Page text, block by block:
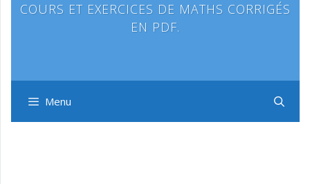
COURS ET EXERCICES DE MATHS CORRIGÉS
EN PDF.
Menu